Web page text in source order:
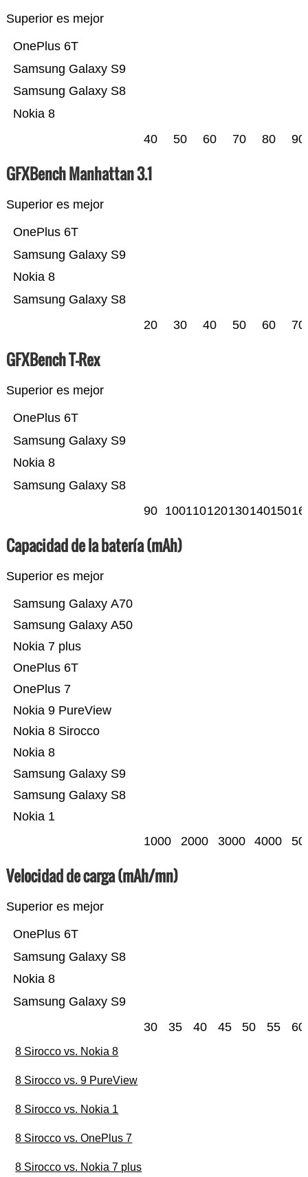
Superior es mejor
Nokia 8
Samsung Galaxy S8
Samsung Galaxy S9
OnePlus 6T
40 50 60 70 80 90
GFXBench Manhattan 3.1
Superior es mejor
Samsung Galaxy S8
Nokia 8
Samsung Galaxy S9
OnePlus 6T
20 30 40 50 60 70
GFXBench T-Rex
Superior es mejor
Samsung Galaxy S8
Nokia 8
Samsung Galaxy S9
OnePlus 6T
90 100110120130140150
Capacidad de la batería (mAh)
Superior es mejor
Nokia 1
Samsung Galaxy S8
Samsung Galaxy S9
Nokia 8
Nokia 8 Sirocco
Nokia 9 PureView
OnePlus 7
OnePlus 6T
Nokia 7 plus
Samsung Galaxy A50
Samsung Galaxy A70
1000 2000 3000 4000
Velocidad de carga (mAh/mn)
Superior es mejor
Samsung Galaxy S9
Nokia 8
Samsung Galaxy S8
OnePlus 6T
30 35 40 45 50 55 60
8 Sirocco vs. Nokia 8
8 Sirocco vs. 9 PureView
8 Sirocco vs. Nokia 1
8 Sirocco vs. OnePlus 7
8 Sirocco vs. Nokia 7 plus